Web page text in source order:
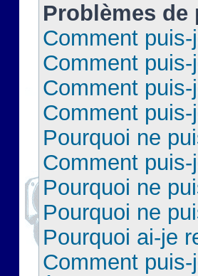
Problèmes
Comment
Comment
Comment
Comment
Pourquoi ne
Comment
Pourquoi ne
Pourquoi ne
Pourquoi ai-je
Comment